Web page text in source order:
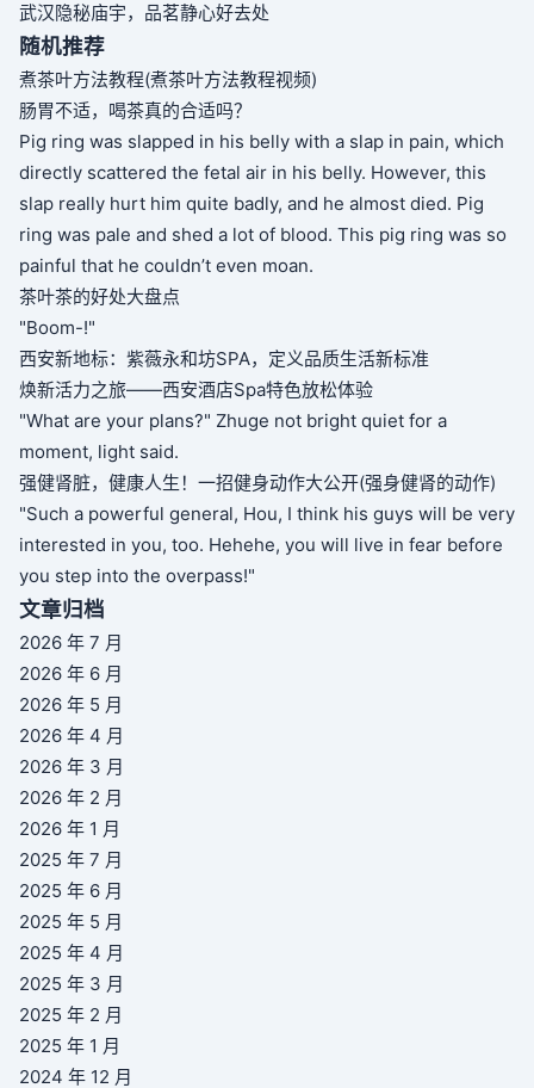
武汉隐秘庙宇，品茗静心好去处
随机推荐
煮茶叶方法教程(煮茶叶方法教程视频)
肠胃不适，喝茶真的合适吗？
Pig ring was slapped in his belly with a slap in pain, which
directly scattered the fetal air in his belly. However, this
slap really hurt him quite badly, and he almost died. Pig
ring was pale and shed a lot of blood. This pig ring was so
painful that he couldn’t even moan.
茶叶茶的好处大盘点
"Boom-!"
西安新地标：紫薇永和坊SPA，定义品质生活新标准
焕新活力之旅——西安酒店Spa特色放松体验
"What are your plans?" Zhuge not bright quiet for a
moment, light said.
强健肾脏，健康人生！一招健身动作大公开(强身健肾的动作)
"Such a powerful general, Hou, I think his guys will be very
interested in you, too. Hehehe, you will live in fear before
you step into the overpass!"
文章归档
2026 年 7 月
2026 年 6 月
2026 年 5 月
2026 年 4 月
2026 年 3 月
2026 年 2 月
2026 年 1 月
2025 年 7 月
2025 年 6 月
2025 年 5 月
2025 年 4 月
2025 年 3 月
2025 年 2 月
2025 年 1 月
2024 年 12 月